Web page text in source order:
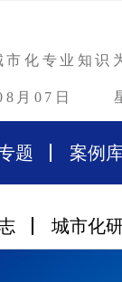
市化专业知识
月07日
题 案例
城市化